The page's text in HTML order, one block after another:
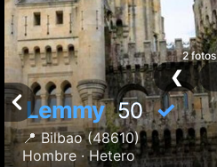
Lemmy50✓
📍Bilbao (48610)
Hombre ·Hetero
2 fotos
❮